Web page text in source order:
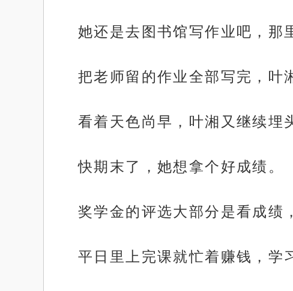
她还是去图书馆写作业吧，那
把老师留的作业全部写完，叶
看着天色尚早，叶湘又继续埋
快期末了，她想拿个好成绩。
奖学金的评选大部分是看成绩
平日里上完课就忙着赚钱，学